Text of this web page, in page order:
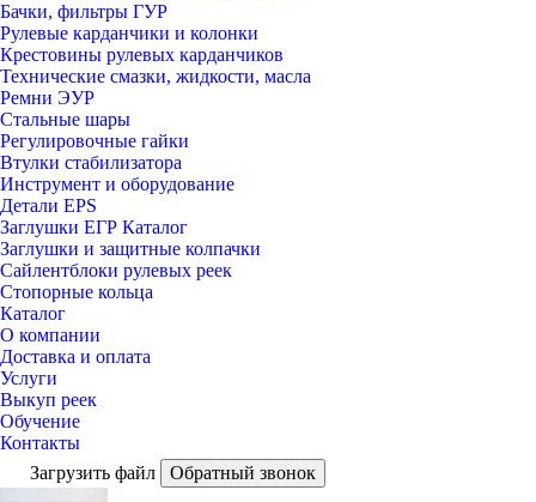
Бачки, фильтры ГУР
Рулевые карданчики и колонки
Крестовины рулевых карданчиков
Технические смазки, жидкости, масла
Ремни ЭУР
Стальные шары
Регулировочные гайки
Втулки стабилизатора
Инструмент и оборудование
Детали EPS
Заглушки ЕГР Каталог
Заглушки и защитные колпачки
Сайлентблоки рулевых реек
Стопорные кольца
Каталог
О компании
Доставка и оплата
Услуги
Выкуп реек
Обучение
Контакты
Загрузить файл
Обратный звонок